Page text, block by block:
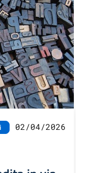
02/04/2026